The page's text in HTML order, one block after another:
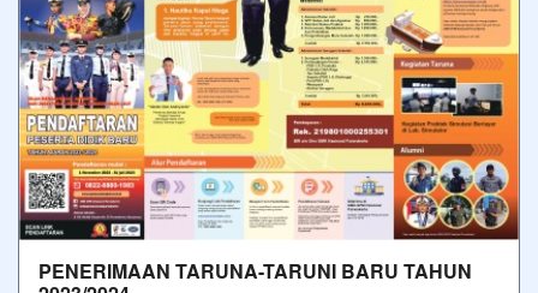
PENERIMAAN TARUNA-TARUNI BARU TAHUN